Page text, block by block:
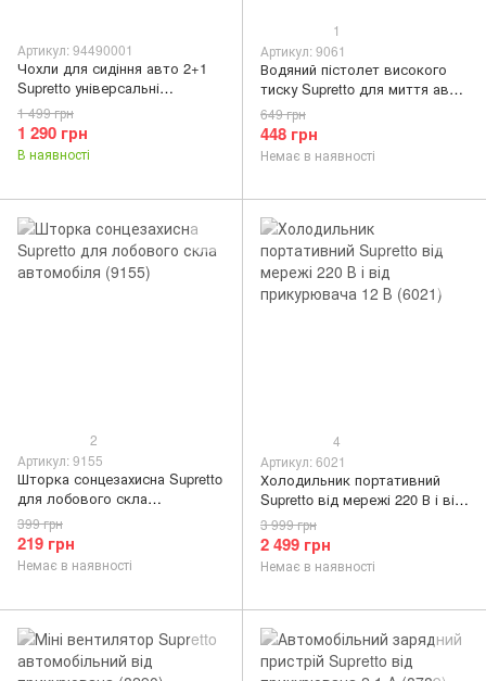
Артикул: 94490001
Чохли для сидіння авто 2+1
Supretto універсальні
(94490001)
1 290 грн
1 499 грн
В наявності
1
Артикул: 9061
Водяний пістолет високого
тиску Supretto для миття авто
(9061)
448 грн
649 грн
Немає в наявності
2
Артикул: 9155
Шторка сонцезахисна Supretto
для лобового скла
автомобіля (9155)
219 грн
399 грн
Немає в наявності
4
Артикул: 6021
Холодильник портативний
Supretto від мережі 220 В і від
прикурювача 12 В (6021)
2 499 грн
3 999 грн
Немає в наявності